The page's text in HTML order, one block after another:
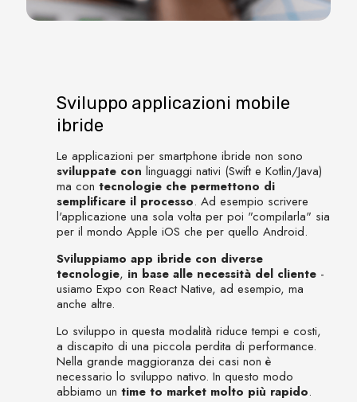
Sviluppo applicazioni mobile
ibride
Le applicazioni per smartphone ibride non sono
sviluppate con linguaggi nativi (Swift e Kotlin/Java)
ma contecnologie che permettono di
semplificare il processo. Ad esempio scrivere
l'applicazione una sola volta per poi "compilarla" sia
per il mondo Apple iOS che per quello Android.
Sviluppiamo app ibride con diverse
tecnologie, in base alle necessità del cliente -
usiamo Expo con React Native, ad esempio, ma
anche altre.
Lo sviluppo in questa modalità riduce tempi e costi,
a discapito di una piccola perdita di performance.
Nella grande maggioranza dei casi non è
necessario lo sviluppo nativo. In questo modo
abbiamo untime to market molto più rapido.